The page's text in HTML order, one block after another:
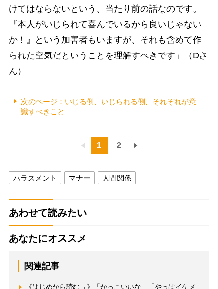
けてはならないという、当たり前の話なのです。
『本人がいじられて喜んでいるから良いじゃない
か！』という加害者もいますが、それも含めて作
られた空気だということを理解すべきです」（Dさ
ん）
次のページ：いじる側、いじられる側、それぞれが意
識すべきこと
1 2
ハラスメント マナー 人間関係
あわせて読みたい
あなたにオススメ
関連記事
《はじめから読む→》「かっこいいな」「やっぱイケメ